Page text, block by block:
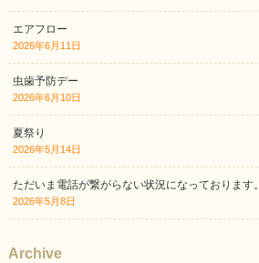
エアフロー
2026年6月11日
虫歯予防デー
2026年6月10日
夏祭り
2026年5月14日
ただいま電話が繋がらない状況になっております。
2026年5月8日
Archive